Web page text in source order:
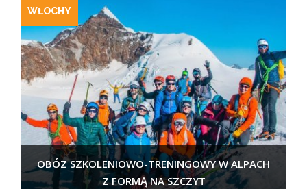
OBÓZ SZKOLENIOWO-TRENINGOWY W ALPACH
Z FORMĄ NA SZCZYT
WŁOCHY